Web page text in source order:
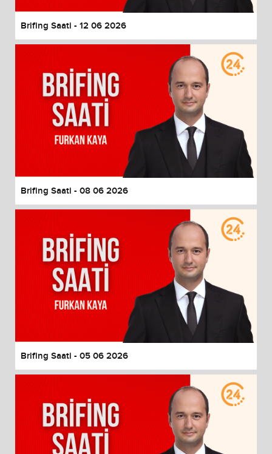
Brifing Saati - 12 06 2026
Brifing Saati - 08 06 2026
Brifing Saati - 05 06 2026